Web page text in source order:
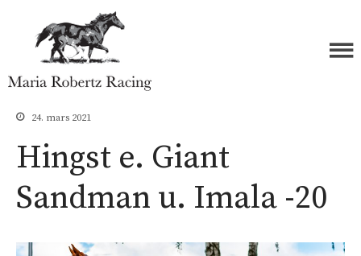
Åringer 2025
Åringer 2024
Åringer 2023
24. mars 2021
Hingst e. Giant
Sandman u. Imala -20